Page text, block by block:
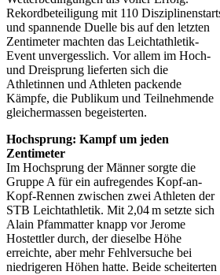
Rekordbeteiligung mit 110
und spannende Duelle bis auf den letzten
Zentimeter machten das Leichtathletik-
Event unvergesslich. Vor allem im Hoch-
und Dreisprung lieferten sich die
Athletinnen und Athleten packende
Kämpfe, die Publikum und Teilnehmende
gleichermassen begeisterten.
Hochsprung: Kampf um jeden
Zentimeter
Im Hochsprung der Männer sorgte die
Gruppe A für ein aufregendes Kopf-an-
Kopf-Rennen zwischen zwei Athleten der
STB Leichtathletik. Mit 2,04 m setzte sich
Alain Pfammatter knapp vor Jerome
Hostettler durch, der dieselbe Höhe
erreichte, aber mehr Fehlversuche bei
niedrigeren Höhen hatte. Beide scheiterten